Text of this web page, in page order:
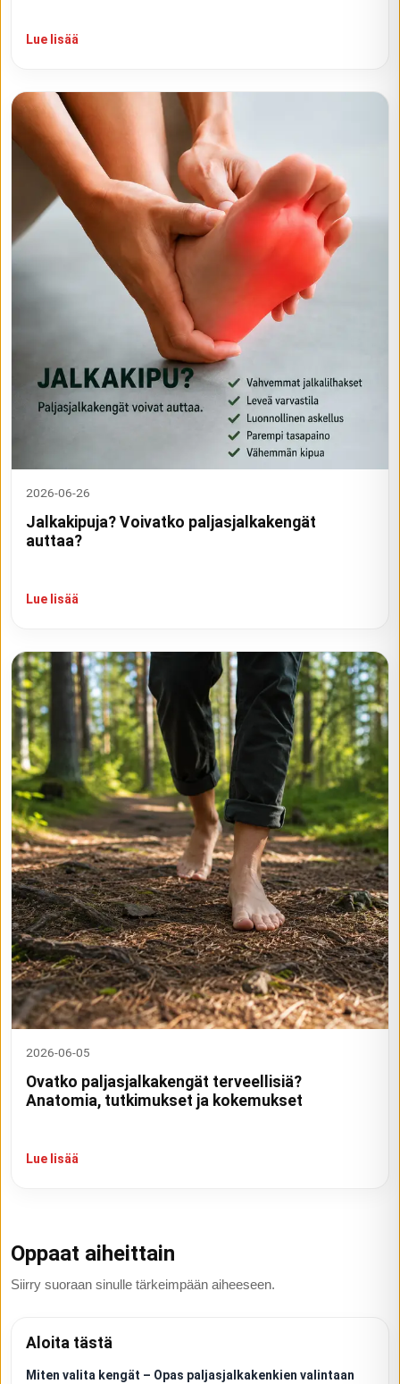
Lue lisää
2026-06-26
Jalkakipuja? Voivatko paljasjalkakengät
auttaa?
Lue lisää
2026-06-05
Ovatko paljasjalkakengät terveellisiä?
Anatomia, tutkimukset ja kokemukset
Lue lisää
Oppaat aiheittain
Siirry suoraan sinulle tärkeimpään aiheeseen.
Aloita tästä
Miten valita kengät – Opas paljasjalkakenkien valintaan